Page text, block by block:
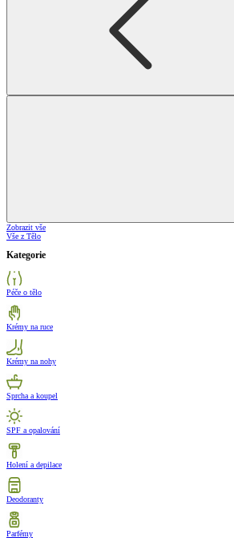
Zobrazit vše
Vše z Tělo
Kategorie
Péče o tělo
Krémy na ruce
Krémy na nohy
Sprcha a koupel
SPF a opalování
Holení a depilace
Deodoranty
Parfémy